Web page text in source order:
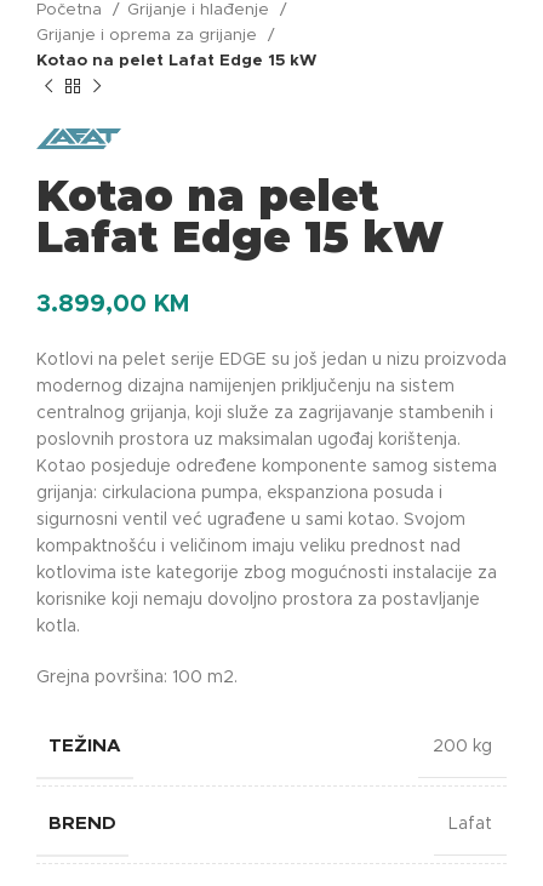
Početna
Grijanje i hlađenje
Grijanje i oprema za grijanje
Kotao na pelet Lafat Edge 15 kW
Kotao na pelet
Lafat Edge 15 kW
3.899,00 KM
Kotlovi na pelet serije EDGE su još jedan u nizu proizvoda
modernog dizajna namijenjen priključenju na sistem
centralnog grijanja, koji služe za zagrijavanje stambenih i
poslovnih prostora uz maksimalan ugođaj korištenja.
Kotao posjeduje određene komponente samog sistema
grijanja: cirkulaciona pumpa, ekspanziona posuda i
sigurnosni ventil već ugrađene u sami kotao. Svojom
kompaktnošću i veličinom imaju veliku prednost nad
kotlovima iste kategorije zbog mogućnosti instalacije za
korisnike koji nemaju dovoljno prostora za postavljanje
kotla.
Grejna površina: 100 m2.
TEŽINA 200 kg
BREND Lafat